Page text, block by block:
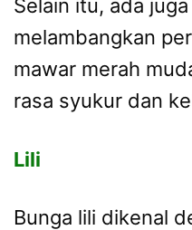
Selain itu, ada
melambangkan
mawar merah
rasa syukur dan
Lili
Bunga lili dikenal